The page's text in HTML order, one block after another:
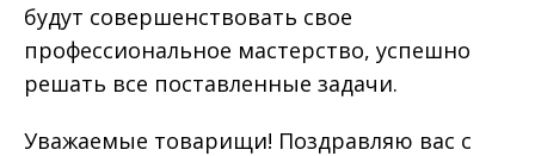
будут совершенствовать свое
профессиональное мастерство, успешно
решать все поставленные задачи.
Уважаемые товарищи! Поздравляю вас с